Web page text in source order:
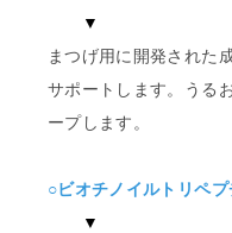
▼
まつげ用に開発された
サポートします。うる
ープします。
○ビオチノイルトリペ
▼